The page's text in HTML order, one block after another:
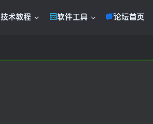
技术教程 软件工具 论坛首页